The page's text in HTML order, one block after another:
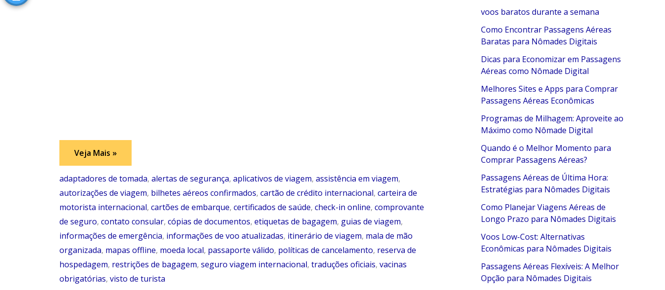
Organizando
seus
Documentos
de
Viagem
Veja Mais »
adaptadores de tomada, alertas de segurança, aplicativos de viagem, assistência em viagem,
autorizações de viagem, bilhetes aéreos confirmados, cartão de crédito internacional, carteira de
motorista internacional, cartões de embarque, certificados de saúde, check-in online, comprovante
de seguro, contato consular, cópias de documentos, etiquetas de bagagem, guias de viagem,
informações de emergência, informações de voo atualizadas, itinerário de viagem, mala de mão
organizada, mapas offline, moeda local, passaporte válido, políticas de cancelamento, reserva de
hospedagem, restrições de bagagem, seguro viagem internacional, traduções oficiais, vacinas
obrigatórias, visto de turista
voos baratos durante a semana
Como Encontrar Passagens Aéreas
Baratas para Nômades Digitais
Dicas para Economizar em Passagens
Aéreas como Nômade Digital
Melhores Sites e Apps para Comprar
Passagens Aéreas Econômicas
Programas de Milhagem: Aproveite ao
Máximo como Nômade Digital
Quando é o Melhor Momento para
Comprar Passagens Aéreas?
Passagens Aéreas de Última Hora:
Estratégias para Nômades Digitais
Como Planejar Viagens Aéreas de
Longo Prazo para Nômades Digitais
Voos Low-Cost: Alternativas
Econômicas para Nômades Digitais
Passagens Aéreas Flexíveis: A Melhor
Opção para Nômades Digitais